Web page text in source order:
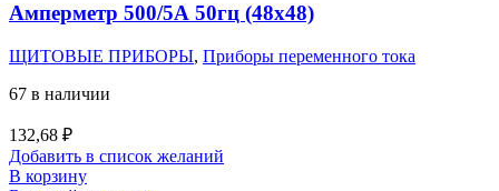
Амперметр 500/5А 50гц (48х48)
ЩИТОВЫЕ ПРИБОРЫ, Приборы переменного тока
67 в наличии
132,68 ₽
Добавить в список желаний
В корзину